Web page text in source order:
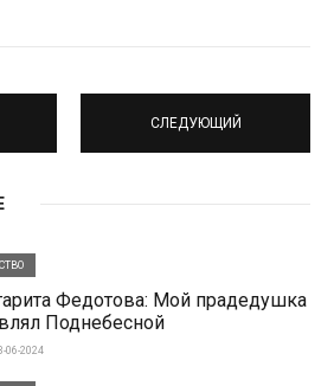
СЛЕДУЮЩИЙ
Федотова: Мой прадедушка
Поднебесной
06-2024